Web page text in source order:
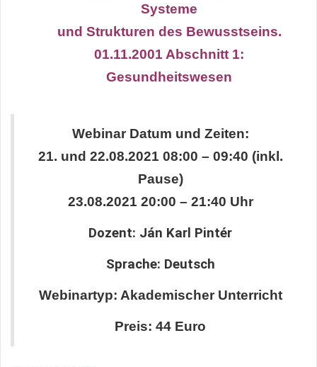
Systeme
und Strukturen des Bewusstseins.
01.11.2001 Abschnitt 1:
Gesundheitswesen
Webinar Datum und Zeiten:
21. und 22.08.2021 08:00 – 09:40 (inkl.
Pause)
23.08.2021 20:00 – 21:40 Uhr
Dozent: Ján Karl Pintér
Sprache: Deutsch
Webinartyp: Akademischer Unterricht
Preis: 44 Euro